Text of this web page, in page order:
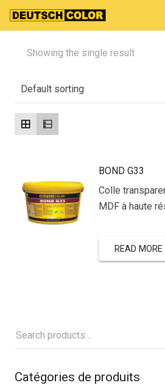
Showing the single result
BOND G33
Colle
MDF à haute
READ MORE
Catégories de produits